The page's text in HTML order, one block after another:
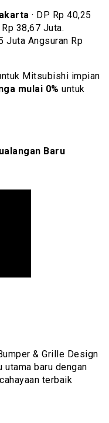
· DP Rp 40,25
38,67 Juta.
Juta Angsuran Rp
Mitsubishi impian
mulai 0% untuk
Baru
& Grille Design
baru dengan
terbaik